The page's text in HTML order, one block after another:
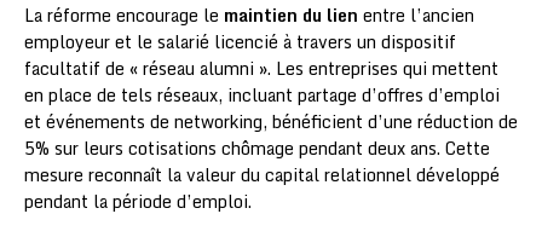
La réforme encourage le maintien du lien entre l’ancien
employeur et le salarié licencié à travers un dispositif
facultatif de « réseau alumni ». Les entreprises qui mettent
en place de tels réseaux, incluant partage d’offres d’emploi
et événements de networking, bénéficient d’une réduction de
5% sur leurs cotisations chômage pendant deux ans. Cette
mesure reconnaît la valeur du capital relationnel développé
pendant la période d’emploi.